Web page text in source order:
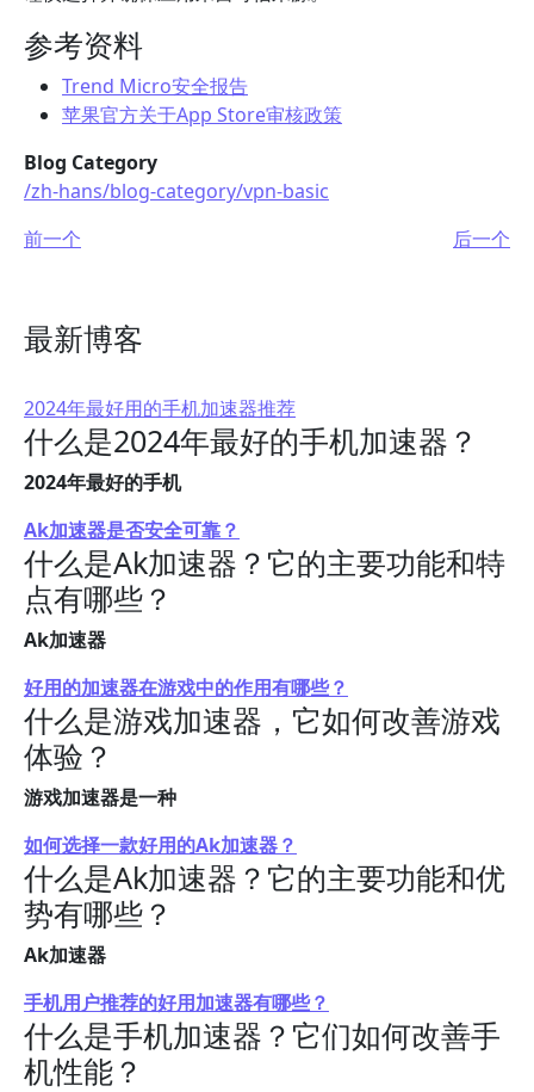
参考资料
Trend Micro安全报告
苹果官方关于App Store审核政策
Blog Category
/zh-hans/blog-category/vpn-basic
前一个
后一个
最新博客
2024年最好用的手机加速器推荐
什么是2024年最好的手机加速器？
2024年最好的手机
Ak加速器是否安全可靠？
什么是Ak加速器？它的主要功能和特
点有哪些？
Ak加速器
好用的加速器在游戏中的作用有哪些？
什么是游戏加速器，它如何改善游戏
体验？
游戏加速器是一种
如何选择一款好用的Ak加速器？
什么是Ak加速器？它的主要功能和优
势有哪些？
Ak加速器
手机用户推荐的好用加速器有哪些？
什么是手机加速器？它们如何改善手
机性能？